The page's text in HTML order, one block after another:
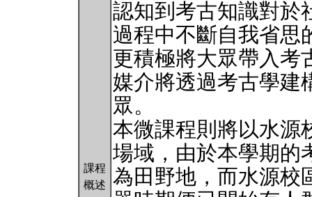
課程
概述
認知到考古知識對於
過程中不斷自我省思
更積極將大眾帶入考
媒介將透過考古學建
眾。
本微課程則將以水源
場域，由於本學期的
為田野地，而水源校